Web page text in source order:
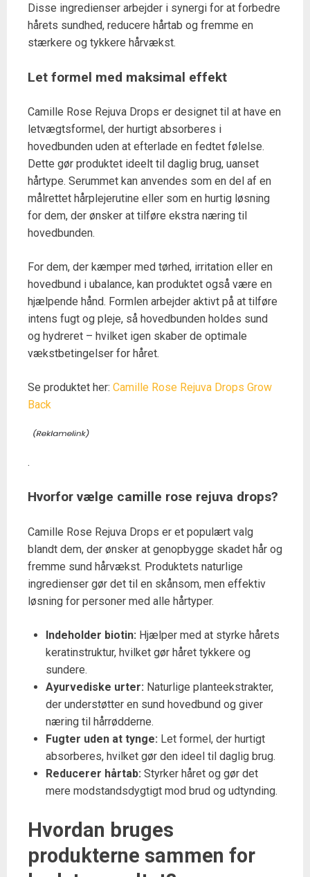
Disse ingredienser arbejder i synergi for at forbedre
hårets sundhed, reducere hårtab og fremme en
stærkere og tykkere hårvækst.
Let formel med maksimal effekt
Camille Rose Rejuva Drops er designet til at have en
letvægtsformel, der hurtigt absorberes i
hovedbunden uden at efterlade en fedtet følelse.
Dette gør produktet ideelt til daglig brug, uanset
hårtype. Serummet kan anvendes som en del af en
målrettet hårplejerutine eller som en hurtig løsning
for dem, der ønsker at tilføre ekstra næring til
hovedbunden.
For dem, der kæmper med tørhed, irritation eller en
hovedbund i ubalance, kan produktet også være en
hjælpende hånd. Formlen arbejder aktivt på at tilføre
intens fugt og pleje, så hovedbunden holdes sund
og hydreret – hvilket igen skaber de optimale
vækstbetingelser for håret.
Se produktet her: Camille Rose Rejuva Drops Grow
Back
.
Hvorfor vælge camille rose rejuva drops?
Camille Rose Rejuva Drops er et populært valg
blandt dem, der ønsker at genopbygge skadet hår og
fremme sund hårvækst. Produktets naturlige
ingredienser gør det til en skånsom, men effektiv
løsning for personer med alle hårtyper.
Indeholder biotin: Hjælper med at styrke hårets
keratinstruktur, hvilket gør håret tykkere og
sundere.
Ayurvediske urter: Naturlige planteekstrakter,
der understøtter en sund hovedbund og giver
næring til hårrødderne.
Fugter uden at tynge: Let formel, der hurtigt
absorberes, hvilket gør den ideel til daglig brug.
Reducerer hårtab: Styrker håret og gør det
mere modstandsdygtigt mod brud og udtynding.
Hvordan bruges
produkterne sammen for